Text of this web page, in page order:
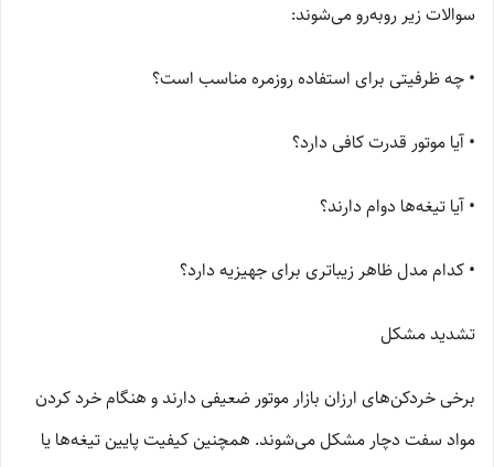
سوالات زیر روبه‌رو می‌شوند:
• چه ظرفیتی برای استفاده روزمره مناسب است؟
• آیا موتور قدرت کافی دارد؟
• آیا تیغه‌ها دوام دارند؟
• کدام مدل ظاهر زیباتری برای جهیزیه دارد؟
تشدید مشکل
برخی خردکن‌های ارزان بازار موتور ضعیفی دارند و هنگام خرد کردن
مواد سفت دچار مشکل می‌شوند. همچنین کیفیت پایین تیغه‌ها یا